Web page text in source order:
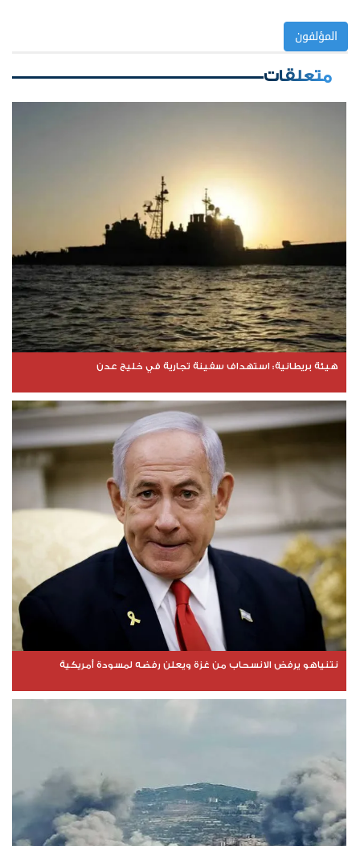
المؤلفون
متعلقات
هيئة بريطانية: استهداف سفينة تجارية في خليج عدن
نتنياهو يرفض الانسحاب من غزة ويعلن رفضه لمسودة أمريكية